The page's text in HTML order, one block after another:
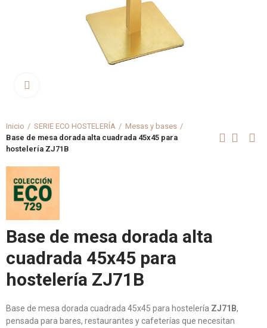
Inicio SERIE ECO HOSTELERÍA
Mesas y bases
Base de mesa dorada alta cuadrada 45x45 para
hostelería ZJ71B
Base de mesa dorada alta
cuadrada 45x45 para
hostelería ZJ71B
Base de mesa dorada cuadrada 45x45 para hostelería ZJ71B,
pensada para bares, restaurantes y cafeterías que necesitan